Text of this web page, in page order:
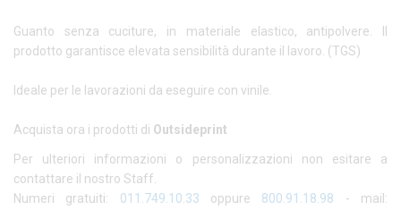
Guanto senza cuciture, in materiale elastico, antipolvere. Il
prodotto garantisce elevata sensibilità durante il lavoro. (TGS)
Ideale per le lavorazioni da eseguire con vinile.
Acquista ora i prodotti di Outsideprint
Per ulteriori informazioni o personalizzazioni non esitare a
contattare il nostro Staff.
Numeri gratuiti: 011.749.10.33 oppure 800.91.18.98 - mail: